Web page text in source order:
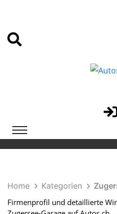
Home Kategorien
Firmenprofil und detaillierte